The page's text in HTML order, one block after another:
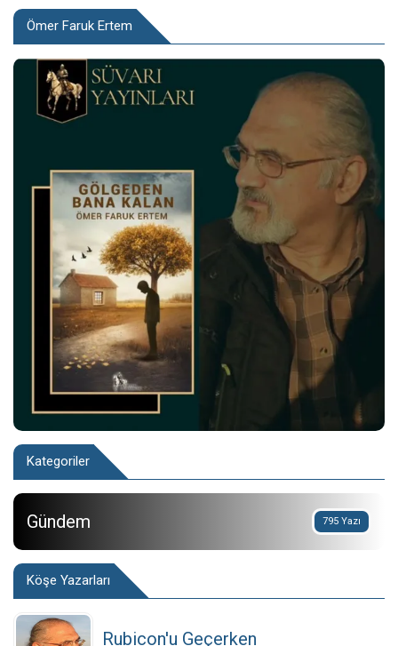
Ömer Faruk Ertem
Kategoriler
795 Yazı
Gündem
Köşe Yazarları
Rubicon'u Geçerken